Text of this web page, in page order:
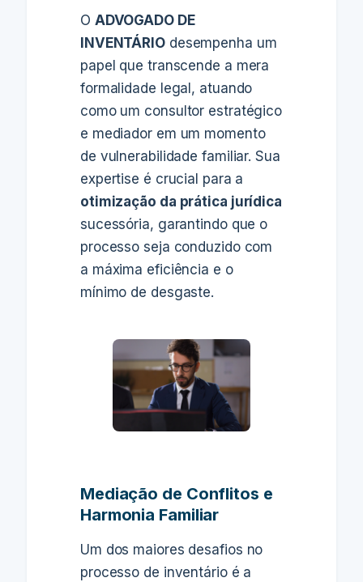
O ADVOGADO DE
INVENTÁRIOdesempenha um
papel que transcende a mera
formalidade legal, atuando
como um consultor estratégico
e mediador em um momento
de vulnerabilidade familiar. Sua
expertise é crucial para a
otimização da prática jurídica
sucessória, garantindo que o
processo seja conduzido com
a máxima eficiência e o
mínimo de desgaste.
Mediação de Conflitos e
Harmonia Familiar
Um dos maiores desafios no
processo de inventário é a